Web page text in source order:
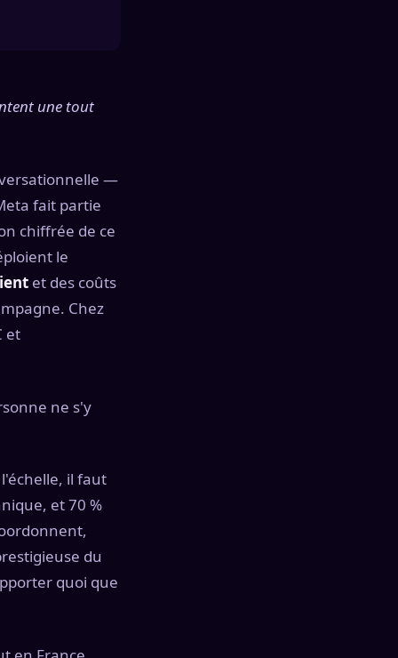
une tout
—
fait partie
chiffrée de ce
le
et des coûts
Chez
et
ne s'y
il faut
et 70 %
du
quoi que